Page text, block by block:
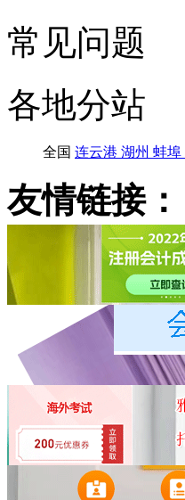
常见问题
各地分站
全国 连云港 湖州 蚌埠
友情链接：